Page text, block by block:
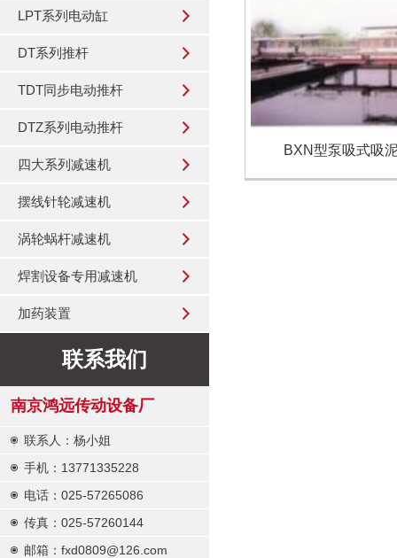
LPT系列电动缸
DT系列推杆
TDT同步电动推杆
DTZ系列电动推杆
四大系列减速机
摆线针轮减速机
涡轮蜗杆减速机
焊割设备专用减速机
加药装置
联系我们
南京鸿远传动设备厂
联系人：杨小姐
手机：13771335228
电话：025-57265086
传真：025-57260144
邮箱：fxd0809@126.com
BXN型泵吸式吸